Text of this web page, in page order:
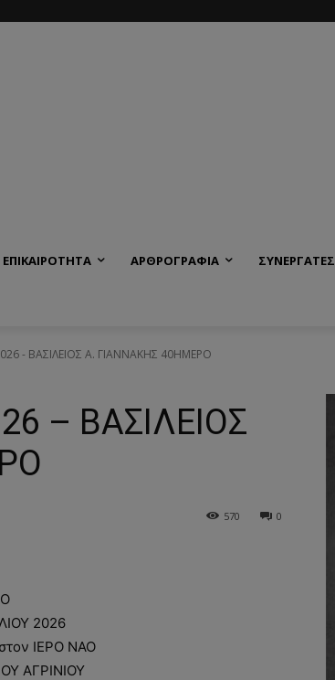
ΕΠΙΚΑΙΡΟΤΗΤΑ ΑΡΘΡΟΓΡΑΦΙΑ ΣΥΝΕΡΓΑΤΕΣ
- ΒΑΣΙΛΕΙΟΣ Α. ΓΙΑΝΝΑΚΗΣ 40ΗΜΕΡΟ
– ΒΑΣΙΛΕΙΟΣ
0
570
2026
στον ΙΕΡΟ ΝΑΟ
ΑΓΡΙΝΙΟΥ